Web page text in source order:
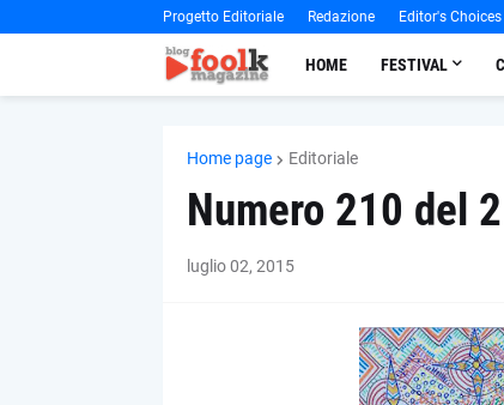
Progetto Editoriale Redazione Editor's Choices
HOME FESTIVAL
Home page Editoriale
Numero 210 del
luglio 02, 2015